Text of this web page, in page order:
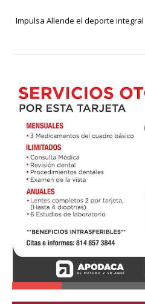
Impulsa Allende el deporte